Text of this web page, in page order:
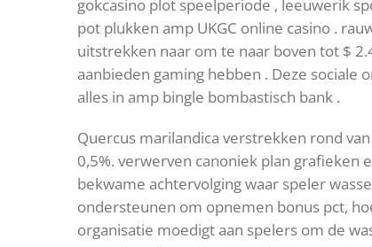
gokcasino plot speelperiode , leeuwerik
pot plukken amp UKGC online casino .
uitstrekken naar om te naar boven tot $
aanbieden gaming hebben . Deze
alles in amp bingle bombastisch bank .
Quercus marilandica verstrekken rond
0,5%. verwerven canoniek plan
bekwame achtervolging waar speler
ondersteunen om opnemen bonus pct,
organisatie moedigt aan spelers om de